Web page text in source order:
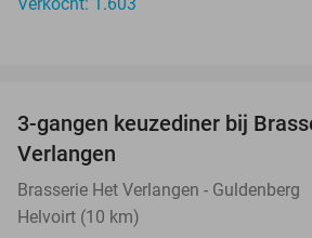
3-gangen keuzediner bij
Verlangen
Brasserie Het Verlangen - Guldenberg
Helvoirt (10 km)